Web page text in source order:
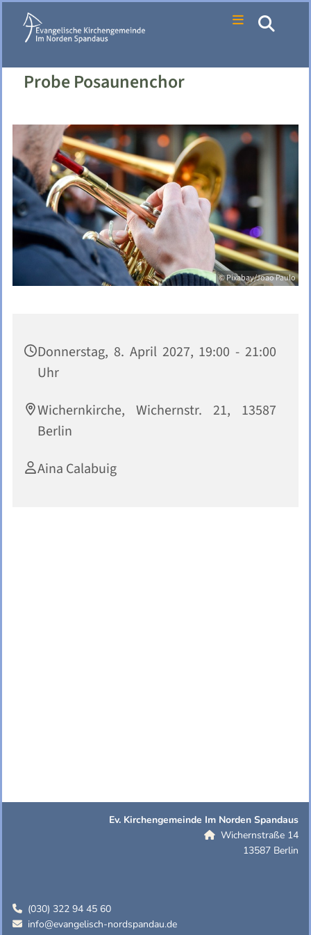
Probe Posaunenchor
© Pixabay/Joao Paulo
Donnerstag, 8. April 2027, 19:00 - 21:00
Uhr
Wichernkirche, Wichernstr. 21, 13587
Berlin
Aina Calabuig
Ev. Kirchengemeinde Im Norden Spandaus
 Wichernstraße 14
13587 Berlin
 (030) 322 94 45 60
 info@evangelisch-nordspandau.de